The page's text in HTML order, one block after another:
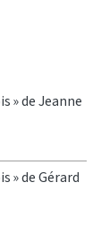
» de Jeanne
» de Gérard